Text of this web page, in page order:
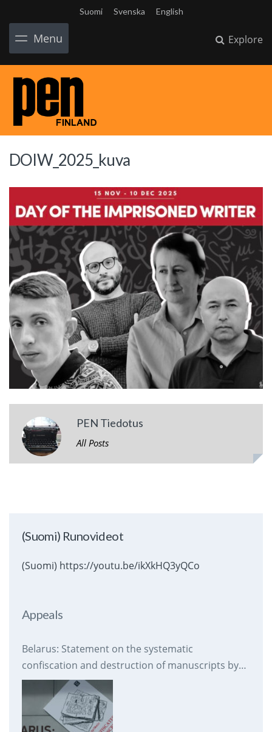
Suomi Svenska English
Menu Explore
DOIW_2025_kuva
PEN Tiedotus
All Posts
(Suomi) Runovideot
(Suomi) https://youtu.be/ikXkHQ3yQCo
Appeals
Belarus: Statement on the systematic
confiscation and destruction of manuscripts by
prison authorities